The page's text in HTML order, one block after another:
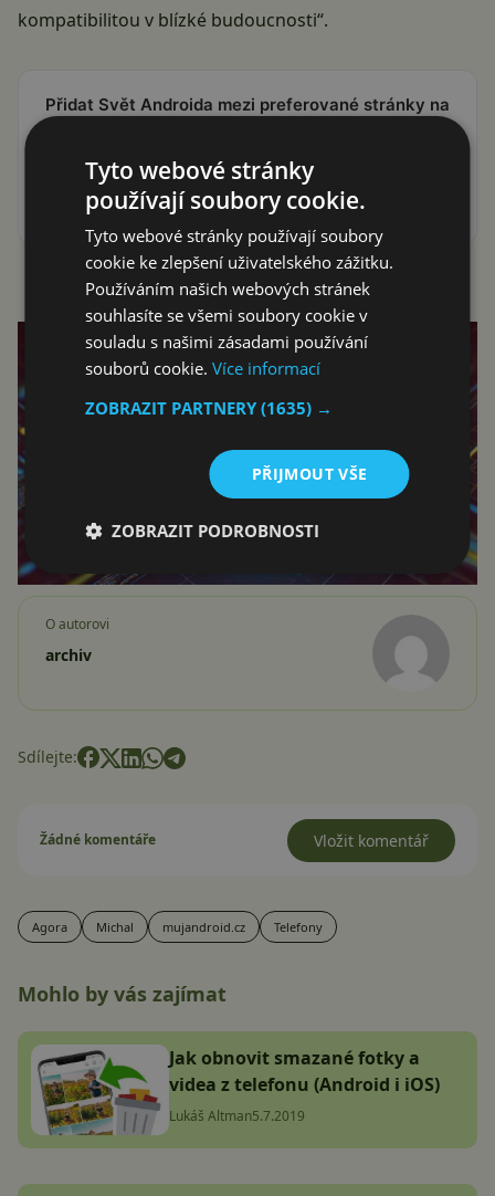
kompatibilitou v blízké budoucnosti“.
Přidat Svět Androida mezi preferované stránky na
Reklama
O autorovi
archiv
Sdílejte:
Žádné komentáře Vložit komentář
Agora Michal mujandroid.cz Telefony
Mohlo by vás zajímat
Jak obnovit smazané fotky a
videa z telefonu (Android i iOS)
Lukáš Altman5.7.2019
Tyto webové stránky
používají soubory cookie.
Tyto webové stránky používají soubory
cookie ke zlepšení uživatelského zážitku.
Používáním našich webových stránek
souhlasíte se všemi soubory cookie v
souladu s našimi zásadami používání
souborů cookie.Více informací
ZOBRAZIT PARTNERY(1635) →
PŘIJMOUT VŠE
ZOBRAZIT PODROBNOSTI